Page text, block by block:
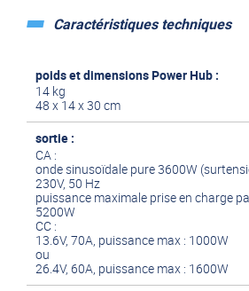
il ne vous reste plus qu'à ajouter la
Caractéristiques techniques
poids et dimensions Power Hub :
14 kg
48 x 14 x 30 cm
sortie :
CA :
onde sinusoïdale pure 3600W
230V, 50 Hz
puissance maximale prise en charge
5200W
CC :
13.6V, 70A, puissance max : 1000W
ou
26.4V, 60A, puissance max : 1600W